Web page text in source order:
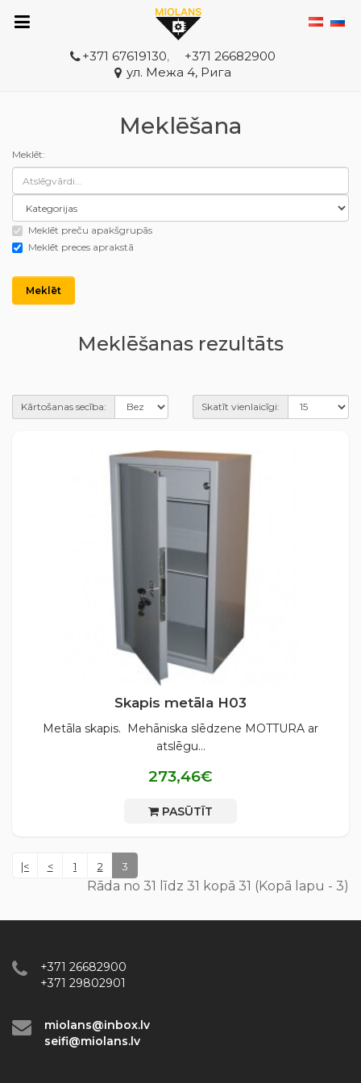
+371 67619130,
+371 26682900
ул. Межа 4, Рига
Meklēšana
Meklēt:
Meklēt preču apakšgrupās
Meklēt preces aprakstā
Meklēšanas rezultāts
Kārtošanas secība: Skatīt vienlaicīgi:
Skapis metāla H03
Metāla skapis. Mehāniska slēdzene MOTTURA ar
atslēgu...
273,46€
PASŪTĪT
|< < 1 2 3
Rāda no 31 līdz 31 kopā 31 (Kopā lapu - 3)
+371 26682900
+371 29802901
miolans@inbox.lv
seifi@miolans.lv